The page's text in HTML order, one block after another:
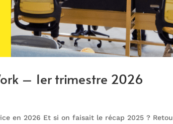
– 1er trimestre 2026
en 2026 Et si on faisait le récap 2025 ?